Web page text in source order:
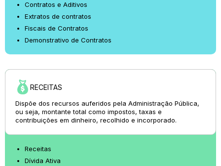
Contratos e Aditivos
Extratos de contratos
Fiscais de Contratos
Demonstrativo de Contratos
RECEITAS
Dispõe dos recursos auferidos pela Administração Pública,
ou seja, montante total como impostos, taxas e
contribuições em dinheiro, recolhido e incorporado.
Receitas
Dívida Ativa